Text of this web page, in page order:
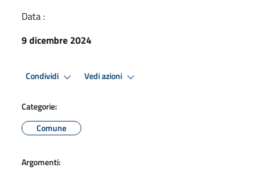
Data :
9 dicembre 2024
Condividi Vedi azioni
Categorie:
Comune
Argomenti: